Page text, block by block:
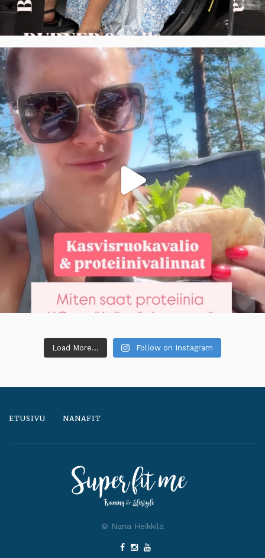
Load More... Follow on Instagram
ETUSIVU NANAFIT
© Nana Heikkilä